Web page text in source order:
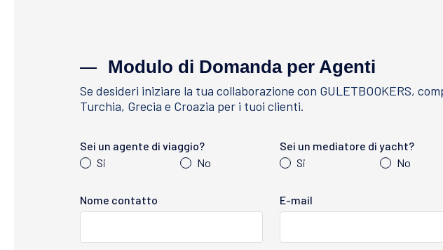
Modulo di Domanda per Agenti
Se desideri iniziare la tua collaborazione con GULETBOOKERS,
Turchia, Grecia e Croazia per i tuoi clienti.
Sei un agente di viaggio?
Si
No
Sei un mediatore di yacht?
Si
No
Nome contatto E-mail